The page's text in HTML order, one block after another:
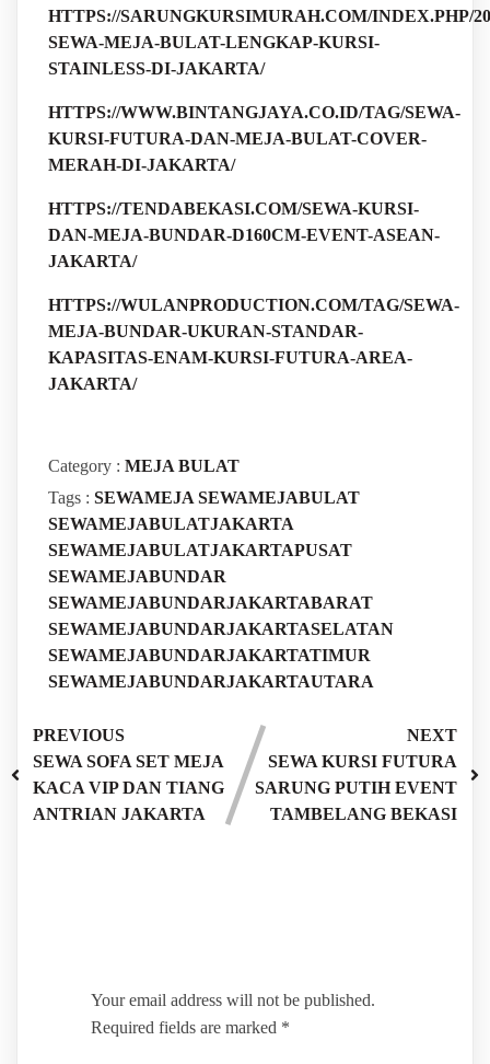
HTTPS://SARUNGKURSIMURAH.COM/INDEX.PHP/
SEWA-MEJA-BULAT-LENGKAP-KURSI-
STAINLESS-DI-JAKARTA/
HTTPS://WWW.BINTANGJAYA.CO.ID/TAG/SEWA-
KURSI-FUTURA-DAN-MEJA-BULAT-COVER-
MERAH-DI-JAKARTA/
HTTPS://TENDABEKASI.COM/SEWA-KURSI-
DAN-MEJA-BUNDAR-D160CM-EVENT-ASEAN-
JAKARTA/
HTTPS://WULANPRODUCTION.COM/TAG/SEWA-
MEJA-BUNDAR-UKURAN-STANDAR-
KAPASITAS-ENAM-KURSI-FUTURA-AREA-
JAKARTA/
Category : MEJA BULAT
Tags : SEWAMEJASEWAMEJABULAT
SEWAMEJABULATJAKARTA
SEWAMEJABULATJAKARTAPUSAT
SEWAMEJABUNDAR
SEWAMEJABUNDARJAKARTABARAT
SEWAMEJABUNDARJAKARTASELATAN
SEWAMEJABUNDARJAKARTATIMUR
SEWAMEJABUNDARJAKARTAUTARA
PREVIOUS
SEWA SOFA SET MEJA
KACA VIP DAN TIANG
ANTRIAN JAKARTA
NEXT
SEWA KURSI FUTURA
SARUNG PUTIH EVENT
TAMBELANG BEKASI
Your email address will not be published.
Required fields are marked *